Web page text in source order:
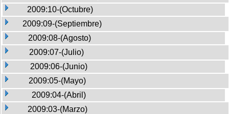
2009:10-(Octubre)
2009:09-(Septiembre)
2009:08-(Agosto)
2009:07-(Julio)
2009:06-(Junio)
2009:05-(Mayo)
2009:04-(Abril)
2009:03-(Marzo)